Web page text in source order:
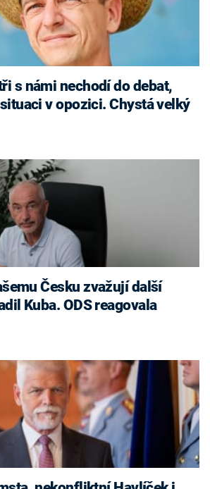
s námi nechodí do debat,
v opozici. Chystá velký
Kuba. ODS reagovala